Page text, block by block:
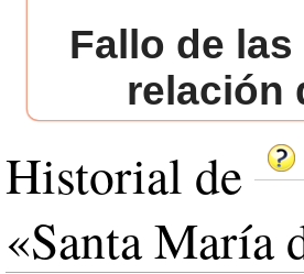
Fallo de
relación
Historial de
«Santa María